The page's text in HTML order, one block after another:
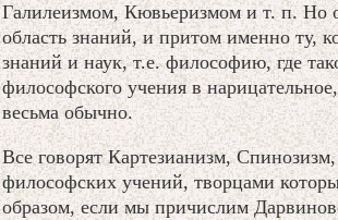
Галилеизмом, Кювьеризмом и т. п. Но
область знаний, и притом именно ту,
знаний и наук, т.е. философию, где
философского учения в
весьма обычно.
Все говорят Картезианизм,
философских учений, творцами
образом, если мы причислим